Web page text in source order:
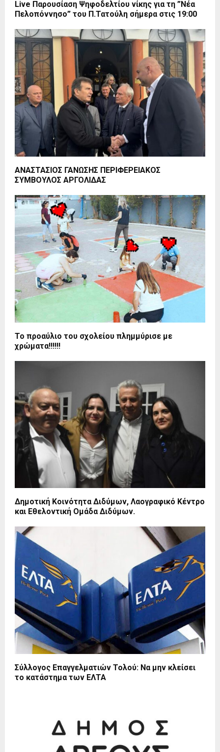
Live Παρουσίαση Ψηφοδελτίου νίκης για τη ”Νέα
Πελοπόννησο” του Π.Τατούλη σήμερα στις 19:00
ΑΝΑΣΤΑΣΙΟΣ ΓΑΝΩΣΗΣ ΠΕΡΙΦΕΡΕΙΑΚΟΣ
ΣΥΜΒΟΥΛΟΣ ΑΡΓΟΛΙΔΑΣ
Το προαύλιο του σχολείου πλημμύρισε με
χρώματα!!!!!!
Δημοτική Κοινότητα Διδύμων, Λαογραφικό Κέντρο
και Εθελοντική Ομάδα Διδύμων.
Σύλλογος Επαγγελματιών Τολού: Να μην κλείσει
το κατάστημα των ΕΛΤΑ